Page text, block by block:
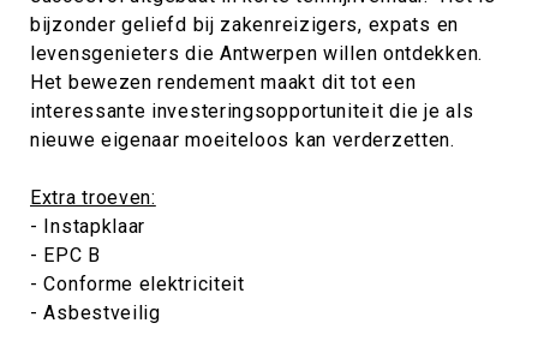
bijzonder geliefd bij zakenreizigers, expats en
levensgenieters die Antwerpen willen ontdekken.
Het bewezen rendement maakt dit tot een
interessante investeringsopportuniteit die je als
nieuwe eigenaar moeiteloos kan verderzetten.
Extra troeven:
- Instapklaar
- EPC B
- Conforme elektriciteit
- Asbestveilig